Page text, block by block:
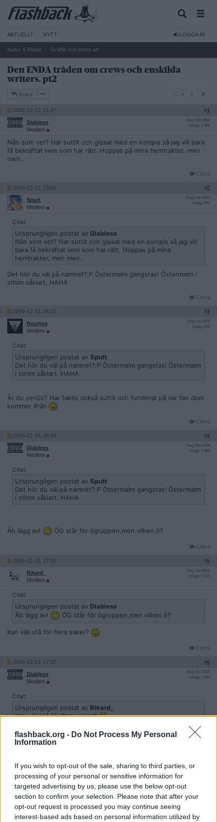
flashback.org - Do Not Process My Personal
Information
If you wish to opt-out of the sale, sharing to third parties, or
processing of your personal or sensitive information for
targeted advertising by us, please use the below opt-out
section to confirm your selection. Please note that after your
opt-out request is processed you may continue seeing
interest-based ads based on personal information utilized by
AKTUELLT NYTT LOGGA IN
Kultur & Media Graffiti och street art
Den ENDA tråden om crews och enskilda
writers. pt2
Svara
2006-12-12, 21:47 #1
Diabless
Medlem
Reg: Okt 2006
Inlägg: 1 989
Nån som vet? Har suttit och gissat med en kompis så jag vill bara
få bekräftat vem som har rätt. Hoppas på mina hemtrakter, men
men..
Citera
2006-12-12, 23:01 #2
Sputt
Medlem
Reg: Feb 2005
Inlägg: 501
Citat:
Ursprungligen postat av Diabless
Nån som vet? Har suttit och gissat med en kompis så jag vill
bara få bekräftat vem som har rätt. Hoppas på mina
hemtrakter, men men..
Det hör du väl på namnet?;P Östermalm gangstas! Östermalm i
sthlm såklart. HAHA
Citera
2006-12-13, 06:21 #3
Bourlog
Medlem
Reg: Jul 2005
Inlägg: 593
Citat:
Ursprungligen postat av Sputt
Det hör du väl på namnet?;P Östermalm gangstas! Östermalm
i sthlm såklart. HAHA
Är du seriös? Har faktis också suttit och funderat på var fan dom
kommer ifrån
Citera
2006-12-13, 16:48 #4
Diabless
Medlem
Reg: Okt 2006
Inlägg: 1 989
Citat:
Ursprungligen postat av Sputt
Det hör du väl på namnet?;P Östermalm gangstas! Östermalm
i sthlm såklart. HAHA
Äh lägg av! ÖG står för ögruppen,men vilken ö?
Citera
2006-12-13, 17:20 #5
Rikard_
Medlem
Reg: Jan 2006
Inlägg: 3 132
Citat:
Ursprungligen postat av Diabless
Äh lägg av!
ÖG står för ögruppen,men vilken ö?
Kan väll stå för flera saker?
Citera
2006-12-13, 17:37 #6
Diabless
Medlem
Reg: Okt 2006
Inlägg: 1 989
Citat:
Ursprungligen postat av Rikard_
Kan väll stå för flera saker?
kommer ifrån. Vill bara veta om det är DEN ön. Så jag kan känna
mig stolt och lokalpatriotisk.
brck
Inlägg: 861